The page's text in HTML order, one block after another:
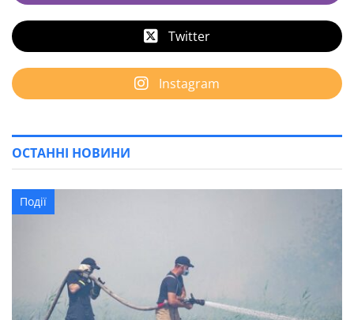
Twitter
Instagram
ОСТАННІ НОВИНИ
Події